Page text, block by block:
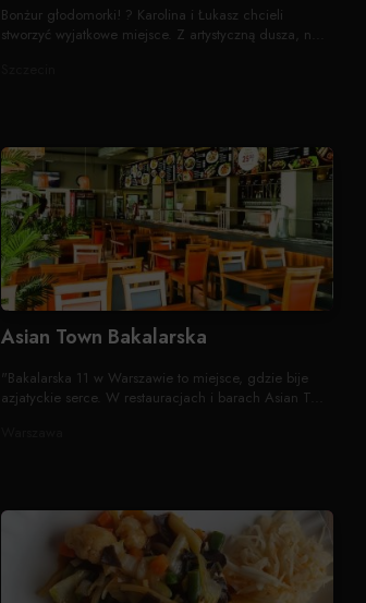
Bonżur głodomorki! ? Karolina i Łukasz chcieli
stworzyć wyjatkowe miejsce. Z artystyczną dusza, n...
Asian Town Bakalarska
"Bakalarska 11 w Warszawie to miejsce, gdzie bije
azjatyckie serce. W restauracjach i barach Asian T...